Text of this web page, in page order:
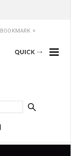
BOOKMARK +